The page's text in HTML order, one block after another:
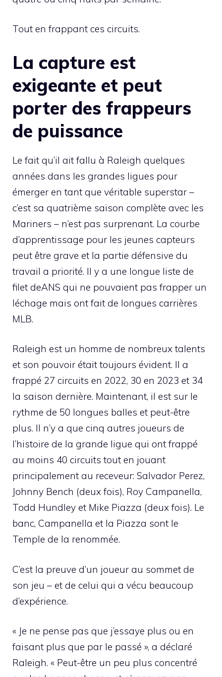
Tout en frappant ces circuits.
La capture est
exigeante et peut
porter des frappeurs
de puissance
Le fait qu’il ait fallu à Raleigh quelques
années dans les grandes ligues pour
émerger en tant que véritable superstar –
c’est sa quatrième saison complète avec les
Mariners – n’est pas surprenant. La courbe
d’apprentissage pour les jeunes capteurs
peut être grave et la partie défensive du
travail a priorité. Il y a une longue liste de
filet deANS qui ne pouvaient pas frapper un
léchage mais ont fait de longues carrières
MLB.
Raleigh est un homme de nombreux talents
et son pouvoir était toujours évident. Il a
frappé 27 circuits en 2022, 30 en 2023 et 34
la saison dernière. Maintenant, il est sur le
rythme de 50 longues balles et peut-être
plus. Il n’y a que cinq autres joueurs de
l’histoire de la grande ligue qui ont frappé
au moins 40 circuits tout en jouant
principalement au receveur: Salvador Perez,
Johnny Bench (deux fois), Roy Campanella,
Todd Hundley et Mike Piazza (deux fois). Le
banc, Campanella et la Piazza sont le
Temple de la renommée.
C’est la preuve d’un joueur au sommet de
son jeu – et de celui qui a vécu beaucoup
d’expérience.
« Je ne pense pas que j’essaye plus ou en
faisant plus que par le passé », a déclaré
Raleigh. « Peut-être un peu plus concentré